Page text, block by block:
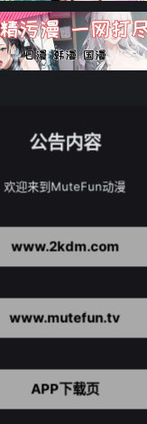
第02集 第03集
第14集 第15集
公告内容
欢迎来到MuteFun动漫
www.2kdm.com
www.mutefun.tv
APP下载页